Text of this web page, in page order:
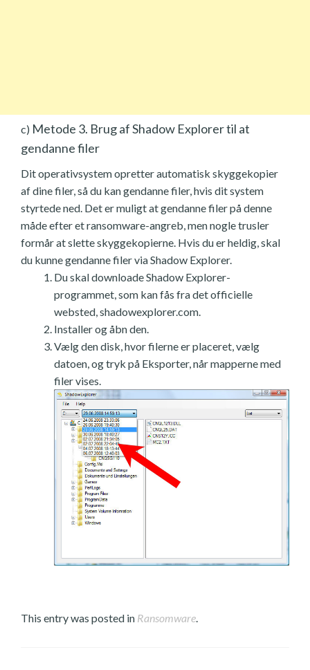
c) Metode 3. Brug af Shadow Explorer til at
gendanne filer
Dit operativsystem opretter automatisk skyggekopier
af dine filer, så du kan gendanne filer, hvis dit system
styrtede ned. Det er muligt at gendanne filer på denne
måde efter et ransomware-angreb, men nogle trusler
formår at slette skyggekopierne. Hvis du er heldig, skal
du kunne gendanne filer via Shadow Explorer.
Du skal downloade Shadow Explorer-
programmet, som kan fås fra det officielle
websted, shadowexplorer.com.
Installer og åbn den.
Vælg den disk, hvor filerne er placeret, vælg
datoen, og tryk på Eksporter, når mapperne med
filer vises.
This entry was posted in Ransomware.